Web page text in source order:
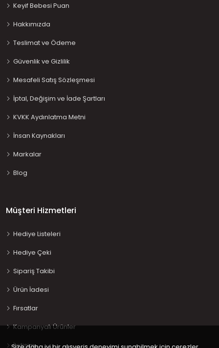
Keyif Bebesi Puan
Hakkımızda
Teslimat ve Ödeme
Güvenlik ve Gizlilik
Mesafeli Satış Sözleşmesi
İptal, Değişim ve İade Şartları
KVKK Aydınlatma Metni
İnsan Kaynakları
Markalar
Blog
Müşteri Hizmetleri
Hediye Listeleri
Hediye Çeki
Sipariş Takibi
Ürün İadesi
Fırsatlar
Kampanyalı Ürünler
İletişim